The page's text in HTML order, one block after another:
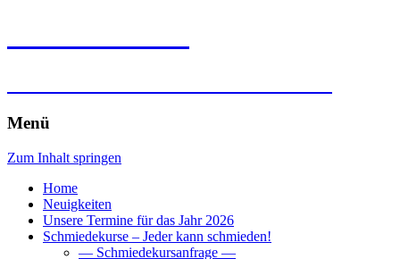
Menü
Zum Inhalt springen
Home
Neuigkeiten
Unsere Termine für das Jahr 2026
Schmiedekurse – Jeder kann schmieden!
— Schmiedekursanfrage —